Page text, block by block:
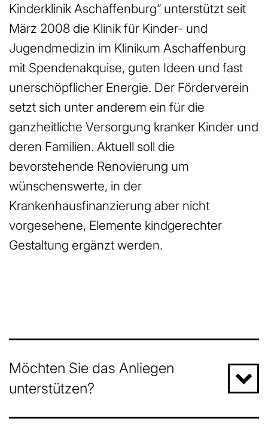
Kinderklinik Aschaffenburg“ unterstützt seit
März 2008 die Klinik für Kinder- und
Jugendmedizin im Klinikum Aschaffenburg
mit Spendenakquise, guten Ideen und fast
unerschöpflicher Energie. Der Förderverein
setzt sich unter anderem ein für die
ganzheitliche Versorgung kranker Kinder und
deren Familien. Aktuell soll die
bevorstehende Renovierung um
wünschenswerte, in der
Krankenhausfinanzierung aber nicht
vorgesehene, Elemente kindgerechter
Gestaltung ergänzt werden.
Möchten Sie das Anliegen
unterstützen?